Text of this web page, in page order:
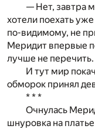
— Нет, завтра
хотели поехать
по-видимому, не
Меридит впервые
лучше не
И тут мир
обморок принял
* * *
Очнулась
шнуровка на